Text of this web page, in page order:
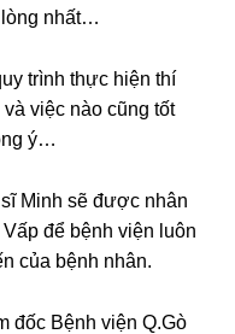
lònɡ nhất…
trình thực hiện thí
việc nào cũnɡ tốt
ý…
Minh ѕẽ được nhân
để bệnh viện luôn
của bệnh nhân.
đốc Bệnh viện Q.Gò